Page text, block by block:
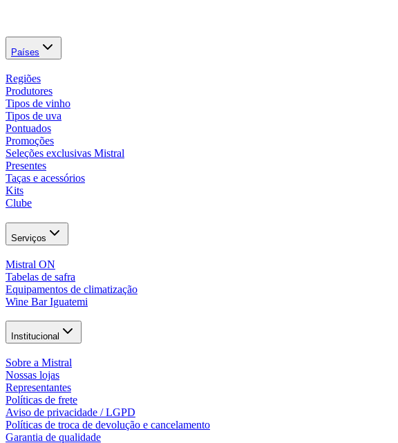
Países
Regiões
Produtores
Tipos de vinho
Tipos de uva
Pontuados
Promoções
Seleções exclusivas Mistral
Presentes
Taças e acessórios
Kits
Clube
Serviços
Mistral ON
Tabelas de safra
Equipamentos de climatização
Wine Bar Iguatemi
Institucional
Sobre a Mistral
Nossas lojas
Representantes
Políticas de frete
Aviso de privacidade / LGPD
Políticas de troca de devolução e cancelamento
Garantia de qualidade